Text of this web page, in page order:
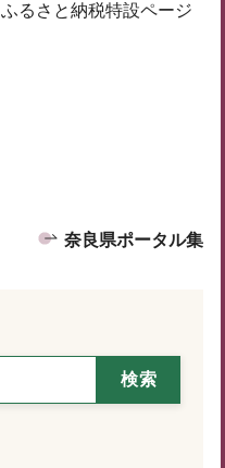
ふるさと納税特設ページ
奈良県ポータル集